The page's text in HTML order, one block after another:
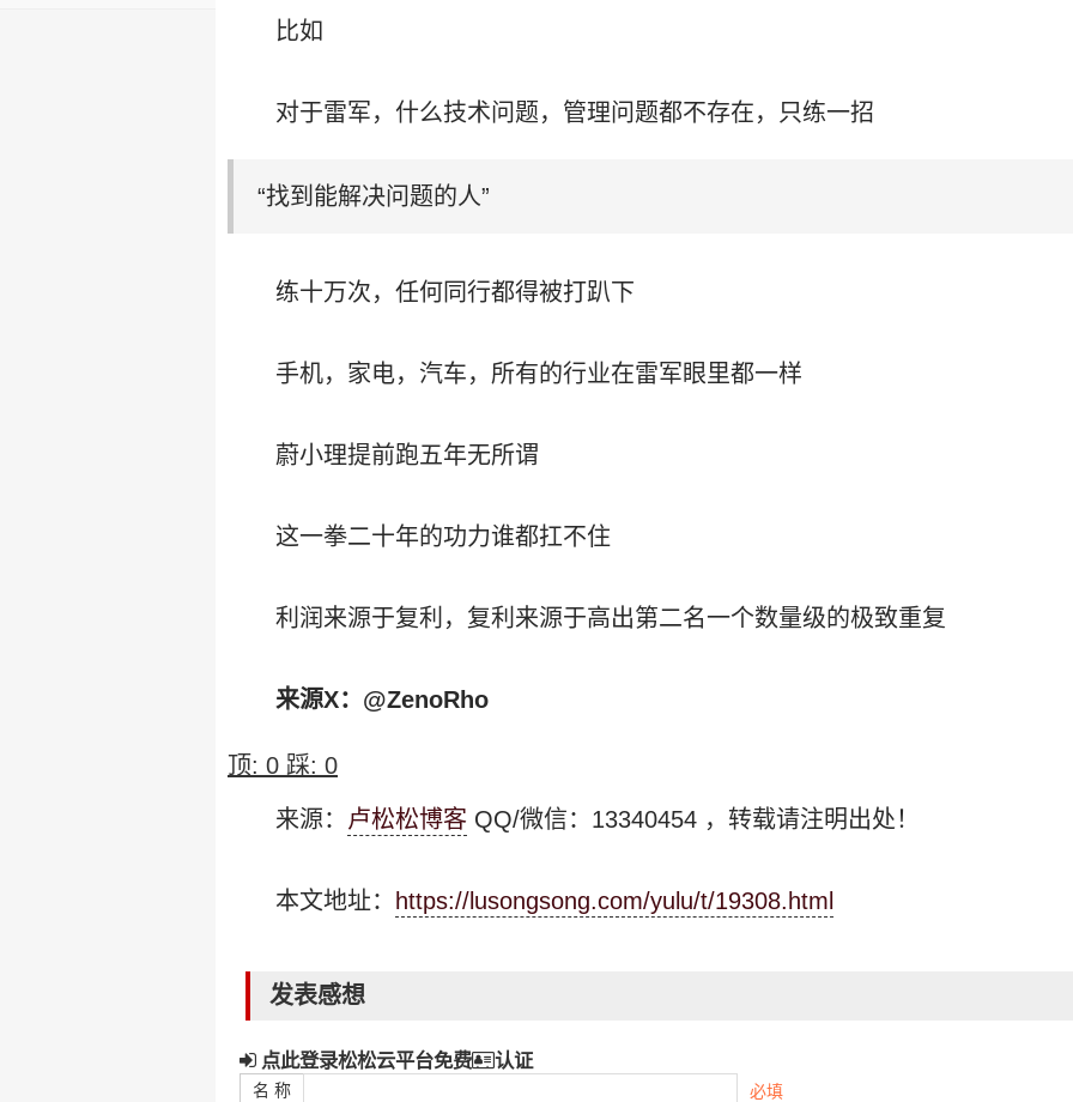
比如
对于雷军，什么技术问题，管理问题都不存在，只练一招
“找到能解决问题的人”
练十万次，任何同行都得被打趴下
手机，家电，汽车，所有的行业在雷军眼里都一样
蔚小理提前跑五年无所谓
这一拳二十年的功力谁都扛不住
利润来源于复利，复利来源于高出第二名一个数量级的极致重复
来源X：@ZenoRho
顶: 0 踩: 0
来源： 卢松松博客 QQ/微信：13340454 ，转载请注明出处！
本文地址： https://lusongsong.com/yulu/t/19308.html
发表感想
点此登录松松云平台免费 认证
名 称 必填